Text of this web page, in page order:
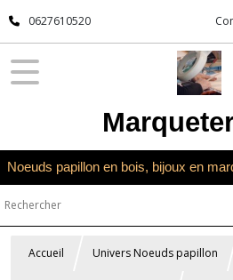
0627610520
Accueil Univers Noeuds papillon